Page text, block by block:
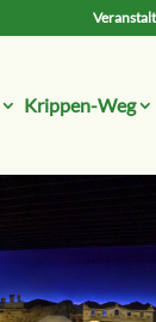
Krippen-Weg